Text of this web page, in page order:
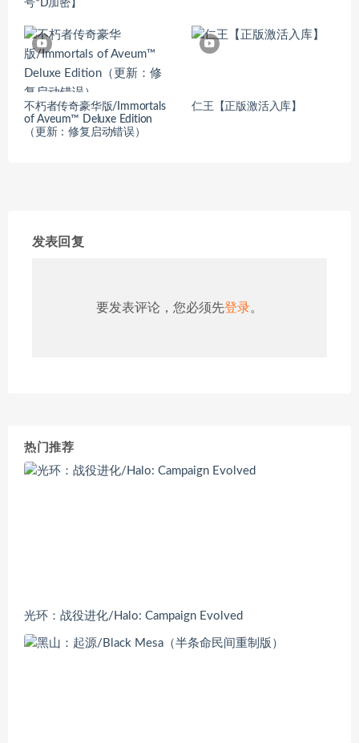
号*D加密】
不朽者传奇豪华版/Immortals
of Aveum™ Deluxe Edition
（更新：修复启动错误）
仁王【正版激活入库】
发表回复
要发表评论，您必须先登录。
热门推荐
光环：战役进化/Halo: Campaign Evolved